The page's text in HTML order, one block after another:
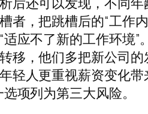
者，把跳槽后的“工作
适应不了新的工作环境
移，他们多把新公司
轻人更重视薪资变化
项列为第三大风险。